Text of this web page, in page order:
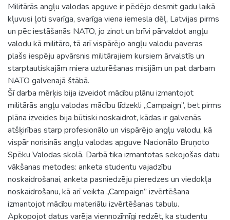
Militārās angļu valodas apguve ir pēdējo desmit gadu laikā
kļuvusi ļoti svarīga, svarīga viena iemesla dēļ, Latvijas pirms
un pēc iestāšanās NATO, jo zinot un brīvi pārvaldot angļu
valodu kā militāro, tā arī vispārējo angļu valodu paveras
plašs iespēju apvārsnis militārajiem kursiem ārvalstīs un
starptautiskajām miera uzturēšanas misijām un pat darbam
NATO galvenajā štābā.
Šī darba mērķis bija izveidot mācību plānu izmantojot
militārās angļu valodas mācību līdzekli „Campaign”, bet pirms
plāna izveides bija būtiski noskaidrot, kādas ir galvenās
atšķirības starp profesionālo un vispārējo angļu valodu, kā
vispār norisinās angļu valodas apguve Nacionālo Bruņoto
Spēku Valodas skolā. Darbā tika izmantotas sekojošas datu
vākšanas metodes: anketa studentu vajadzību
noskaidrošanai, anketa pasniedzēju pieredzes un viedokļa
noskaidrošanu, kā arī veikta „Campaign” izvērtēšana
izmantojot mācību materiālu izvērtēšanas tabulu.
Apkopojot datus varēja viennozīmīgi redzēt, ka studentu